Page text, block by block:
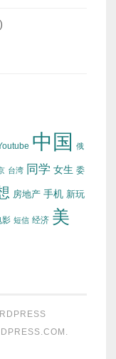
中国 俄
台湾 同学 女生 委
房地产 手机 新玩
影 短信 经济 美
.